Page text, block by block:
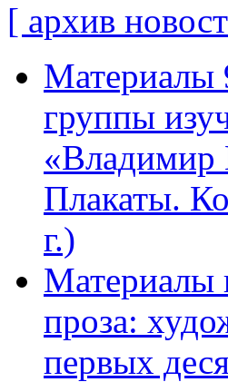
[ архив
Материалы
группы
«Владимир
Плакаты.
г.)
Материалы
проза:
первых